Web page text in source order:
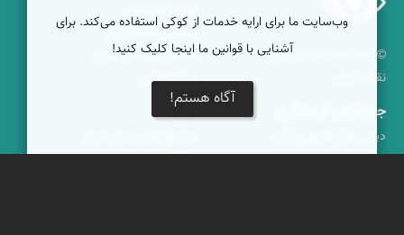
© ۱۳۷۹-۱۴۰۵ نمای ایران
نقشه ایران
راهنمای نمای ایران
همکاری با نمای ایران
دریاچه کویر
جغرافیای گردشگری
دیدنی‌های طبیعی ایران
جاذبه‌های تاریخی ایران
خبرنامه
بوم‌گردی‌ها
وب‌سایت ما برای ارایه خدمات از کوکی استفاده می‌کند. برای
آشنایی با قوانین ما اینجا کلیک کنید!
آگاه هستم!